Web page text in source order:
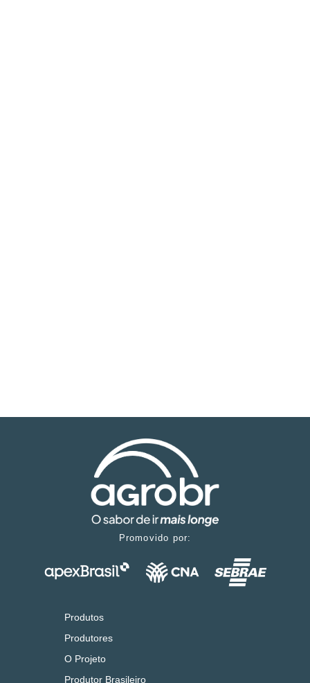
Promovido por:
Produtos
Produtores
O Projeto
Produtor Brasileiro